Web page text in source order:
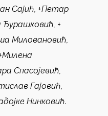
Сајић, +Петар
Ђурашковић, +
Миловановић,
Спасојевић,
Гајовић,
Нинковић.